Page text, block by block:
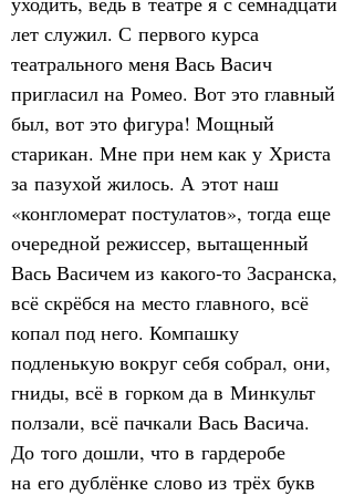
лет служил. С первого курса
театрального меня Вась Васич
пригласил на Ромео. Вот это главный
был, вот это фигура! Мощный
старикан. Мне при нем как у Христа
за пазухой жилось. А этот наш
«конгломерат постулатов», тогда еще
очередной режиссер, вытащенный
Вась Васичем из какого‑то Засранска,
всё скрёбся на место главного, всё
копал под него. Компашку
подленькую вокруг себя собрал, они,
гниды, всё в горком да в Минкульт
ползали, всё пачкали Вась Васича.
До того дошли, что в гардеробе
на его дублёнке слово из трёх букв